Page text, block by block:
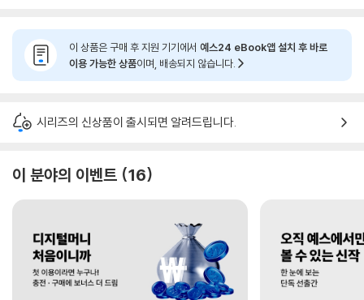
이 상품은 구매 후 지원 기기에서 예스24 eBook앱 설치 후 바로
이용 가능한 상품이며, 배송되지 않습니다.
시리즈의 신상품이 출시되면 알려드립니다.
이 분야의 이벤트 16